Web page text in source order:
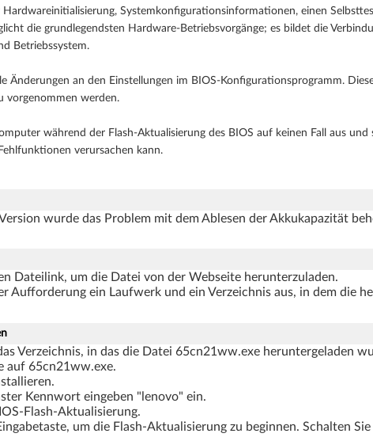
Systemkonfigurationsinformationen, einen
die grundlegendsten Hardware-Betriebsvorgänge; es bildet die
Betriebssystem.
Änderungen an den Einstellungen im BIOS-Konfigurationsprogramm.
vorgenommen werden.
während der Flash-Aktualisierung des BIOS auf keinen Fall aus
verursachen kann.
wurde das Problem mit dem Ablesen der Akkukapazität
Dateilink, um die Datei von der Webseite herunterzuladen.
Aufforderung ein Laufwerk und ein Verzeichnis aus, in dem die
Verzeichnis, in das die Datei 65cn21ww.exe heruntergeladen
auf 65cn21ww.exe.
Kennwort eingeben "lenovo" ein.
Flash-Aktualisierung.
um die Flash-Aktualisierung zu beginnen. Schalten